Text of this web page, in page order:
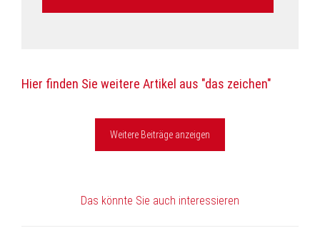
Hier finden Sie weitere Artikel aus "das zeichen"
Weitere Beiträge anzeigen
Das könnte Sie auch interessieren